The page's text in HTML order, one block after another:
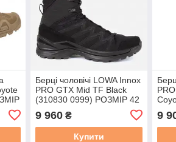
Берці чоловічі LOWA Innox
PRO GTX Mid TF Black
(310830 0999) РОЗМІР 42
9 960₴
Купити
9